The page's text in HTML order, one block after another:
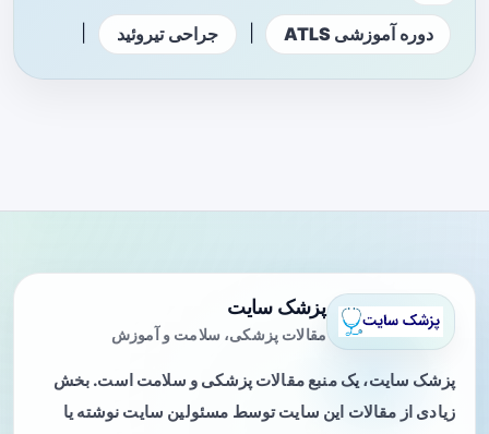
دوره آموزشی ATLS جراحی تیروئید
پزشک سایت
مقالات پزشکی، سلامت و آموزش
پزشک سایت، یک منبع مقالات پزشکی و سلامت است. بخش
زیادی از مقالات این سایت توسط مسئولین سایت نوشته یا